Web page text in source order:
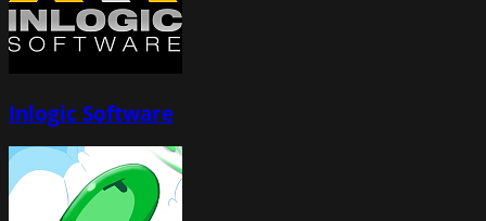
Inlogic Software